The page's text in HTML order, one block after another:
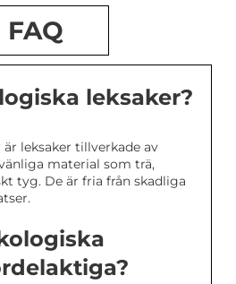
FAQ
leksaker?
är leksaker tillverkade av
material som trä,
tyg. De är fria från skadliga